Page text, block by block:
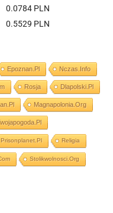
0.0784 PLN
0.5529 PLN
Epoznan.pl Nczas.info
Rosja Dlapolski.pl
Magnapolonia.org
Prisonplanet.pl Religia
Stolikwolnosci.org